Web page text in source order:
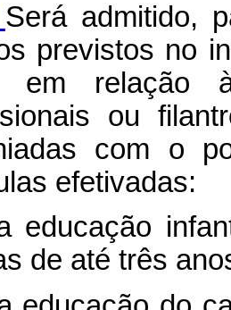
Será admitido,
previstos no
em relação
ou
com o
efetivadas:
educação
de até três